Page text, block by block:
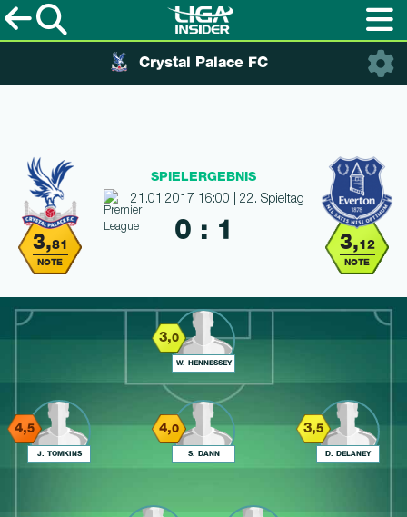
Crystal Palace FC
3,81
NOTE
3,12
NOTE
SPIELERGEBNIS
21.01.2017 16:00 | 22. Spieltag
0 : 1
3,0
W. HENNESSEY
4,5
J. TOMKINS
4,0
S. DANN
3,5
D. DELANEY